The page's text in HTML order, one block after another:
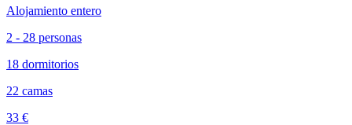
Alojamiento entero
2 - 28 personas
18 dormitorios
22 camas
33 €